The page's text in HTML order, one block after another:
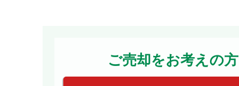
ご売却をお考えの方